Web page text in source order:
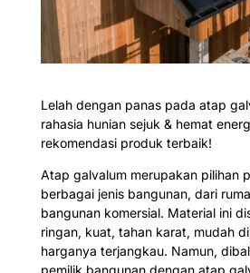
Lelah dengan panas pada atap
rahasia hunian sejuk & hemat
rekomendasi produk terbaik!
Atap galvalum merupakan pilihan
berbagai jenis bangunan, dari
bangunan komersial. Material ini
ringan, kuat, tahan karat, mudah
harganya terjangkau. Namun,